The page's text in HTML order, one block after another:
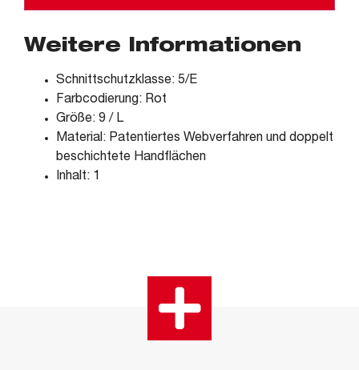
Weitere Informationen
Schnittschutzklasse: 5/E
Farbcodierung: Rot
Größe: 9 / L
Material: Patentiertes Webverfahren und doppelt
beschichtete Handflächen
Inhalt: 1